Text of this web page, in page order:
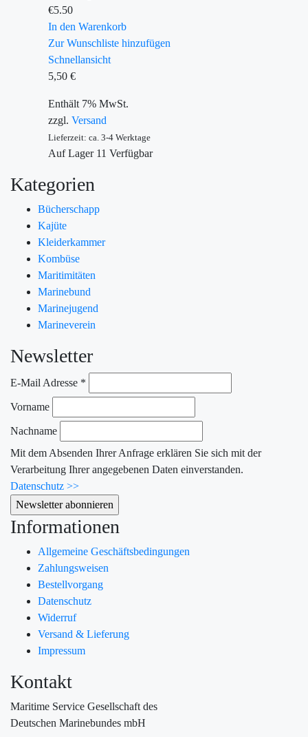
€5.50
In den Warenkorb
Zur Wunschliste hinzufügen
Schnellansicht
5,50 €
Enthält 7% MwSt.
zzgl. Versand
Lieferzeit: ca. 3-4 Werktage
Auf Lager11 Verfügbar
Kategorien
Bücherschapp
Kajüte
Kleiderkammer
Kombüse
Maritimitäten
Marinebund
Marinejugend
Marineverein
Newsletter
E-Mail Adresse *
Vorname
Nachname
Mit dem Absenden Ihrer Anfrage erklären Sie sich mit der
Verarbeitung Ihrer angegebenen Daten einverstanden.
Datenschutz >>
Informationen
Allgemeine Geschäftsbedingungen
Zahlungsweisen
Bestellvorgang
Datenschutz
Widerruf
Versand & Lieferung
Impressum
Kontakt
Maritime Service Gesellschaft des
Deutschen Marinebundes mbH